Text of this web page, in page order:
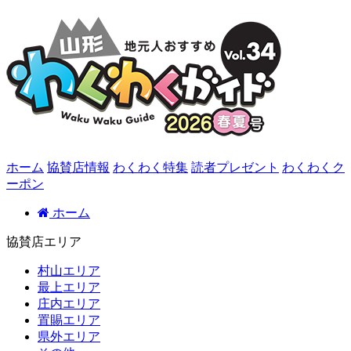
ホーム 協賛店情報 わくわく特集 読者プレゼント わくわくク
ーポン
ホーム
協賛店エリア
村山エリア
最上エリア
庄内エリア
置賜エリア
県外エリア